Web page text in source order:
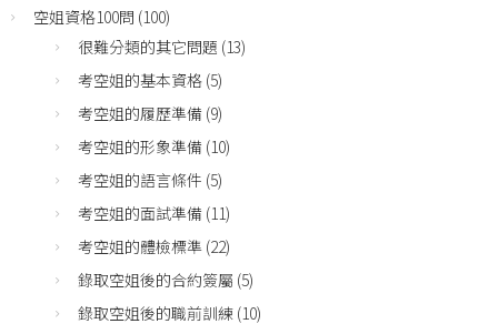
空姐資格100問 (100)
很難分類的其它問題 (13)
考空姐的基本資格 (5)
考空姐的履歷準備 (9)
考空姐的形象準備 (10)
考空姐的語言條件 (5)
考空姐的面試準備 (11)
考空姐的體檢標準 (22)
錄取空姐後的合約簽屬 (5)
錄取空姐後的職前訓練 (10)